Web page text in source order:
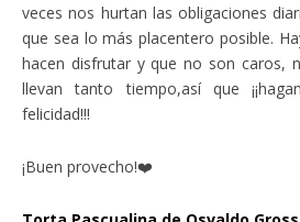
veces nos hurtan las obligaciones
que sea lo más placentero posible.
hacen disfrutar y que no son caros,
llevan tanto tiempo,así que
felicidad!!!
¡Buen provecho!❤️